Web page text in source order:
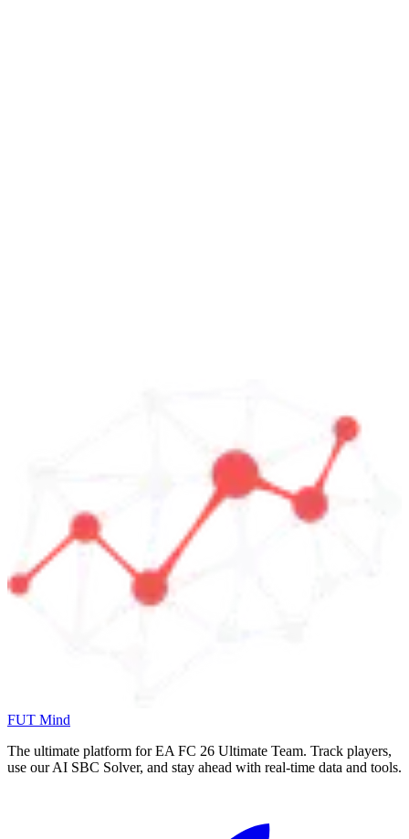
FUT Mind
The ultimate platform for EA FC 26 Ultimate Team. Track players,
use our AI SBC Solver, and stay ahead with real-time data and tools.